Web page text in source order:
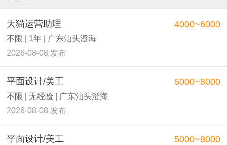
天猫运营助理
不限 | 1年 | 广东汕头澄海
2026-08-08 发布
4000~6000
平面设计/美工
不限 | 无经验 | 广东汕头澄海
2026-08-08 发布
5000~8000
平面设计/美工 5000~8000